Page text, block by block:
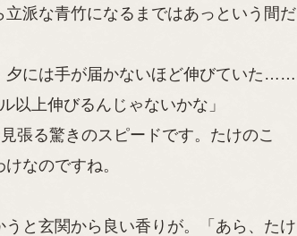
派な青竹になるまではあっという間だ
夕には手が届かないほど伸びていた……
以上伸びるんじゃないかな」
張る驚きのスピードです。たけのこ
なのですね。
と玄関から良い香りが。「あら、たけ